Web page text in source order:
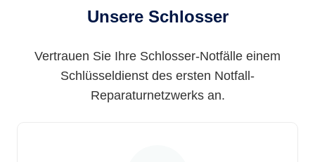
Unsere Schlosser
Vertrauen Sie Ihre Schlosser-Notfälle einem
Schlüsseldienst des ersten Notfall-
Reparaturnetzwerks an.